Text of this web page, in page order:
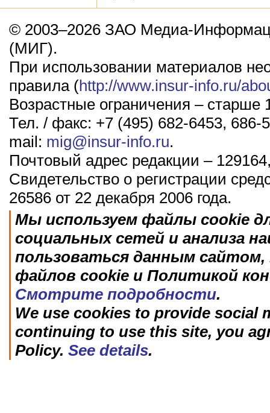
© 2003–2026 ЗАО Медиа-
(МИГ).
При использовании материалов
правила (http://www.insur-info.ru/
Возрастные ограничения – старше
Тел. / факс: +7 (495) 682-6453, 686-
mail: mig@insur-info.ru.
Почтовый адрес редакции –
Свидетельство о регистрации
26586 от 22 декабря 2006 года.
Мы используем файлы cookie
социальных сетей и анализа
пользоваться данным
файлов cookie и Политикой
Смотрите подробности.
We use cookies to provide social
continuing to use this site, you
Policy. See details.